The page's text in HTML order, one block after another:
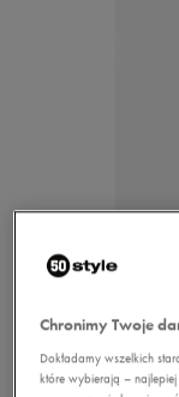
Chronimy Twoje
Dokładamy wszelkich
które wybierają –